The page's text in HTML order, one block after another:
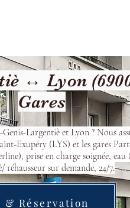
↔ Lyon
Gares
Largentiè et Lyon ? Nous
(LYS) et les gares
prise en charge soignée, eau
réhausseur sur demande, 24/7.
& Réservation